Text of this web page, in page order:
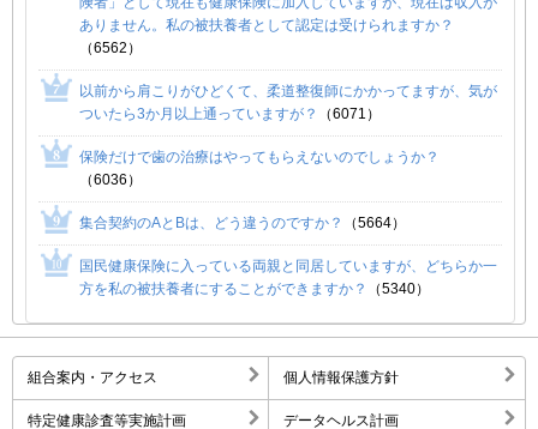
ありません。私の被扶養者として認定は受けられますか？
（6562）
以前から肩こりがひどくて、柔道整復師にかかってますが、気が
ついたら3か月以上通っていますが？
（6071）
保険だけで歯の治療はやってもらえないのでしょうか？
（6036）
集合契約のAとBは、どう違うのですか？ （5664）
国民健康保険に入っている両親と同居していますが、どちらか一
方を私の被扶養者にすることができますか？
（5340）
組合案内・アクセス 個人情報保護方針
特定健康診査等実施計画 データヘルス計画